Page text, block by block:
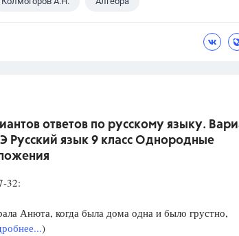
ответов по русскому языку.
Русский язык 9 класс Однородные
32:
Анюта, когда была дома одна и было грустно,
)